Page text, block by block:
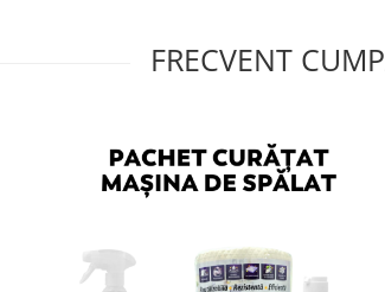
FRECVENT